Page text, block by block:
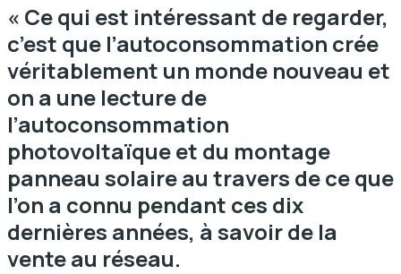
« Ce qui est intéressant de regarder,
c’est que l’autoconsommation crée
véritablement un monde nouveau et
on a une lecture de
l’autoconsommation
photovoltaïque et du montage
panneau solaire au travers de ce que
l’on a connu pendant ces dix
dernières années, à savoir de la
vente au réseau.